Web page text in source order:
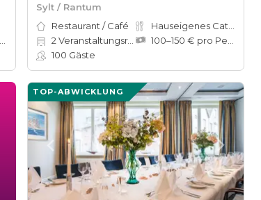
Sylt / Rantum
Restaurant / Café
2 Veranstaltungsräume
100 Gäste
TOP-ABWICKLUNG